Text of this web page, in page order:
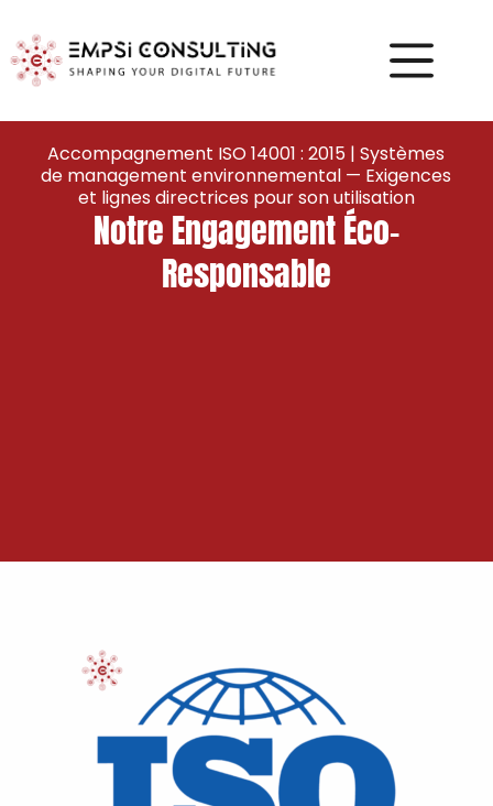
Accompagnement ISO 14001 : 2015 | Systèmes
de management environnemental — Exigences
et lignes directrices pour son utilisation
Notre Engagement Éco-
Responsable